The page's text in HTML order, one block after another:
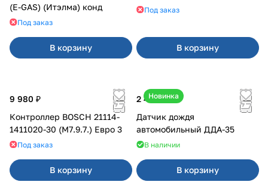
(E-GAS) (Итэлма) конд
Под заказ
В корзину
Под заказ
В корзину
9 980 ₽
Контроллер BOSCH 21114-
1411020-30 (M7.9.7.) Евро 3
Под заказ
В корзину
Новинка
2 450 ₽
Датчик дождя
автомобильный ДДА-35
В наличии
В корзину